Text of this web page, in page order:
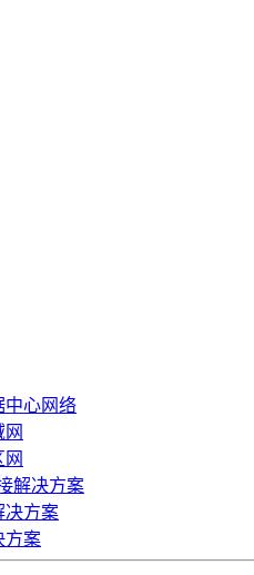
中心网络
解决方案
决方案
方案